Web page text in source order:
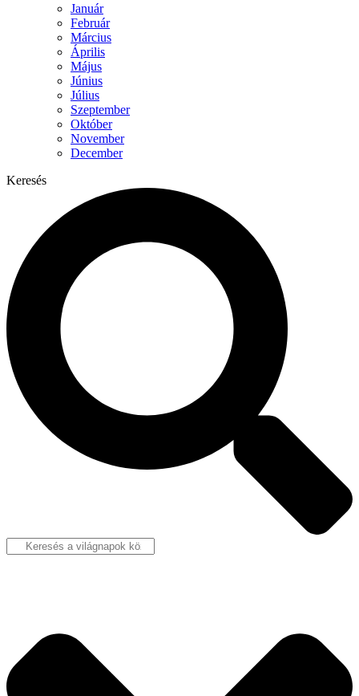
Január
Február
Március
Április
Május
Június
Július
Szeptember
Október
November
December
Keresés